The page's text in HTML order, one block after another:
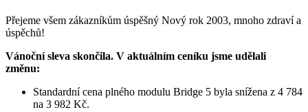
Přejeme všem zákazníkům úspěšný Nový rok 2003, mnoho zdraví a
úspěchů!
Vánoční sleva skončila. V aktuálním ceníku jsme udělali
změnu:
Standardní cena plného modulu Bridge 5 byla snížena z 4 784
na 3 982 Kč.